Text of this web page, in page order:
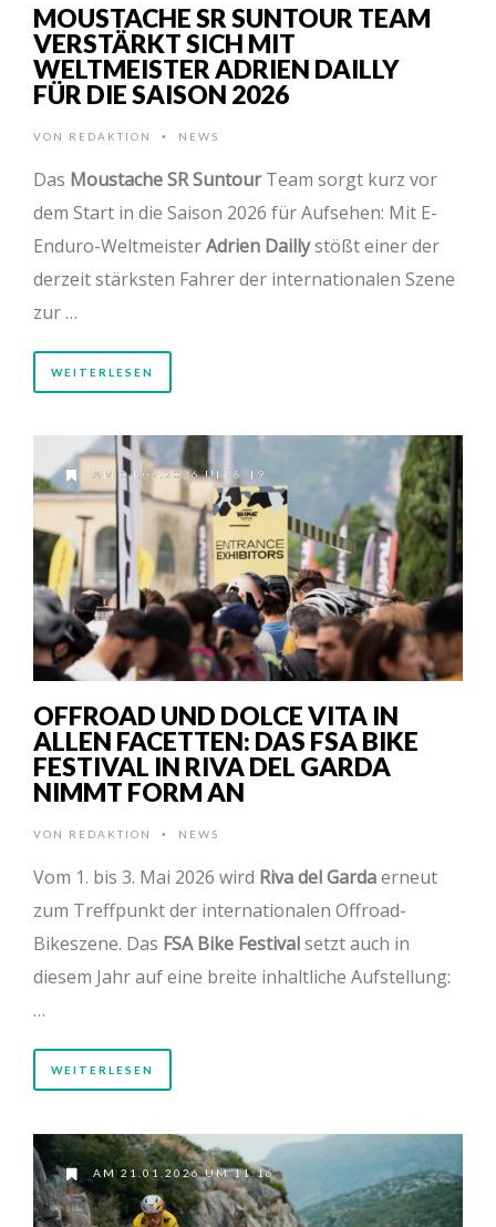
MOUSTACHE SR SUNTOUR TEAM
VERSTÄRKT SICH MIT
WELTMEISTER ADRIEN DAILLY
FÜR DIE SAISON 2026
VON REDAKTION • NEWS
Das Moustache SR SuntourTeam sorgt kurz vor
dem Start in die Saison 2026 für Aufsehen: Mit E-
Enduro-WeltmeisterAdrien Daillystößt einer der
derzeit stärksten Fahrer der internationalen Szene
zur …
WEITERLESEN
AM 04.02.2026 UM 8:19
OFFROAD UND DOLCE VITA IN
ALLEN FACETTEN: DAS FSA BIKE
FESTIVAL IN RIVA DEL GARDA
NIMMT FORM AN
VON REDAKTION • NEWS
Vom 1. bis 3. Mai 2026 wird Riva del Gardaerneut
zum Treffpunkt der internationalen Offroad-
Bikeszene. Das FSA Bike Festivalsetzt auch in
diesem Jahr auf eine breite inhaltliche Aufstellung:
…
WEITERLESEN
AM 21.01.2026 UM 11:16